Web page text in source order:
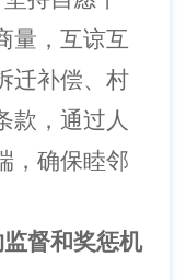
量，互谅互
迁补偿、村
款，通过人
，确保睦邻
督和奖惩机